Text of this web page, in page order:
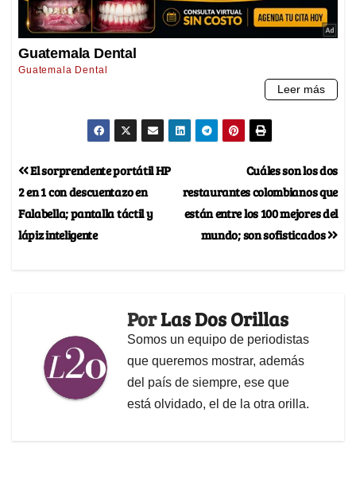
Cuáles son los dos
restaurantes colombianos que
están entre los 100 mejores del
mundo; son sofisticados
El sorprendente portátil HP
2 en 1 con descuentazo en
Falabella; pantalla táctil y
lápiz inteligente
PorLas Dos Orillas
Somos un equipo de periodistas
que queremos mostrar, además
del país de siempre, ese que
está olvidado, el de la otra orilla.